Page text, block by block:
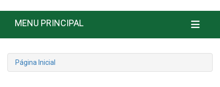
MENU PRINCIPAL
Página Inicial